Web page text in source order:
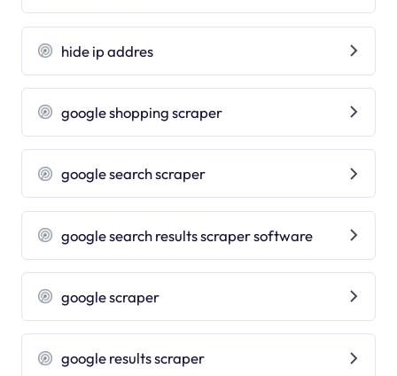
hide ip addres
google shopping scraper
google search scraper
google search results scraper software
google scraper
google results scraper